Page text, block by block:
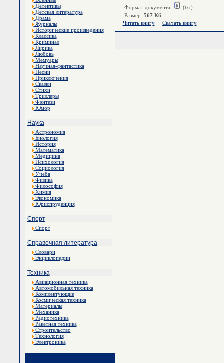
Детективы
Детская литература
Драма
Журналы
Исторические произведения
Классика
Криминал
Лирика
Любовь
Мемуары
Научная-фантастика
Песни
Приключения
Сказки
Стихи
Триллеры
Фэнтези
Юмор
Наука
Астрономия
Биология
История
Математика
Медицина
Психология
Социология
Учеба
Физика
Философия
Химия
Экономика
Юриспруденция
Спорт
Спорт
Справочная литература
Словари
Энциклопедии
Техника
Авиационная техника
Автомобильная техника
Комплектующие
Космическая техника
Материалы
Механика
Радиотехника
Ракетная техника
Строительство
Технология
Электроника
Формат документа:
(txt)
Размер: 567 Кб
Читать книгу
Скачать книгу